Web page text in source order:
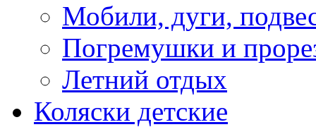
Мобили, дуги,
Погремушки и
Летний отдых
Коляски детские